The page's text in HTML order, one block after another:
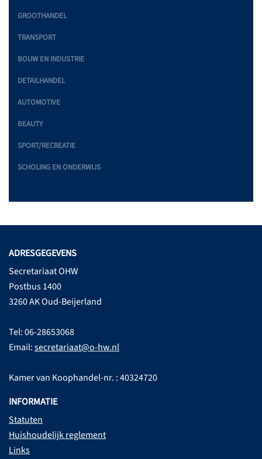
GROOTHANDEL
TRANSPORT
BOUW EN INDUSTRIE
DETAILHANDEL
AUTOMOTIVE
BEAUTY
SPORT/RECREATIE
SCHOLING EN ONDERWIJS
ADRESGEGEVENS
Secretariaat OHW
Postbus 1400
3260 AK Oud-Beijerland
Tel: 06-28653068
Email:secretariaat@o-hw.nl
Kamer van Koophandel-nr. : 40324720
INFORMATIE
Statuten
Huishoudelijk reglement
Links